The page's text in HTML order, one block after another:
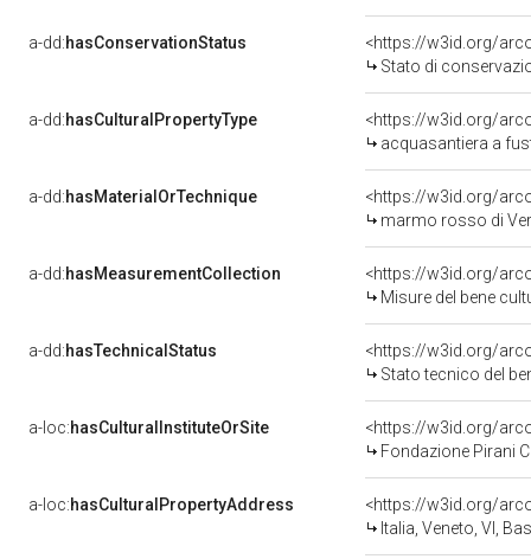
a-dd:hasConservationStatus
<https://w3id.org/
Stato di
a-dd:hasCulturalPropertyType
<https://w3id.org/
acquasantiera a
a-dd:hasMaterialOrTechnique
<https://w3id.org/
marmo rosso di
a-dd:hasMeasurementCollection
<https://w3id.org/
Misure del bene
a-dd:hasTechnicalStatus
<https://w3id.org/
Stato tecnico del
a-loc:hasCulturalInstituteOrSite
<https://w3id.org/
Fondazione Pirani
a-loc:hasCulturalPropertyAddress
<https://w3id.org/
Italia, Veneto, VI,